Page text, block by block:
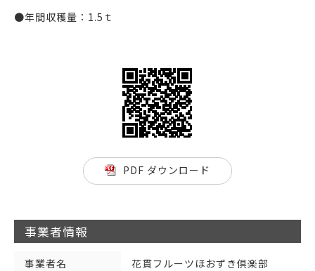
●年間収穫量：1.5ｔ
PDF ダウンロード
事業者情報
事業者名
花貫フルーツほおずき倶楽部